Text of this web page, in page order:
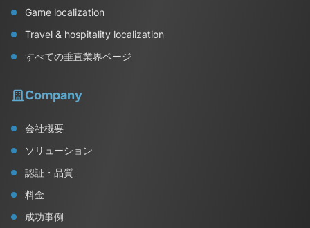
Game localization
Travel & hospitality localization
すべての垂直業界ページ
Company
会社概要
ソリューション
認証・品質
料金
成功事例